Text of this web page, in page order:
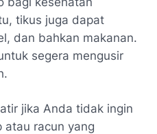
tikus juga dapat
dan bahkan makanan.
segera mengusir
jika Anda tidak ingin
atau racun yang